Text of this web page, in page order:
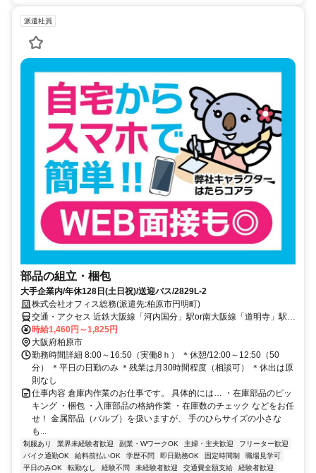
派遣社員
部品の組立・梱包
大手企業内/年休128日(土日祝)/送迎バス/2829L-2
株式会社オフィス総務(派遣先:柏原市円明町)
交通・アクセス 近鉄大阪線「河内国分」駅or南大阪線「道明寺」駅か
ら無料送迎あり
時給1,460円～1,825円
大阪府柏原市
勤務時間詳細 8:00～16:50（実働8ｈ） ＊休憩/12:00～12:50（50
分） ＊平日の日勤のみ ＊残業は月30時間程度（相談可） ＊休出は原
則なし
仕事内容 倉庫内作業のお仕事です。 具体的には… ・在庫部品のピッ
キング ・梱包 ・入庫部品の格納作業 ・在庫数のチェック などをお任
せ！ 金属部品（バルブ）を扱いますが、 手のひらサイズの小さな
も...
制服あり 業界未経験者歓迎 副業・WワークOK 主婦・主夫歓迎
フリーター歓迎
バイク通勤OK
給料前払いOK 学歴不問 即日勤務OK 固定時間制
職場見学可
平日のみOK
転勤なし 経験不問 未経験者歓迎 交通費全額支給
経験者歓迎